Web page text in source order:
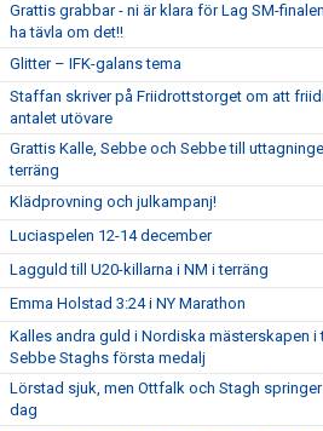
Grattis grabbar - ni är klara för Lag SM-
ha tävla om det!!
Glitter – IFK-galans tema
Staffan skriver på Friidrottstorget om att
antalet utövare
Grattis Kalle, Sebbe och Sebbe till
terräng
Klädprovning och julkampanj!
Luciaspelen 12-14 december
Lagguld till U20-killarna i NM i terräng
Emma Holstad 3:24 i NY Marathon
Kalles andra guld i Nordiska mästerskapen i
Sebbe Staghs första medalj
Lörstad sjuk, men Ottfalk och Stagh
dag